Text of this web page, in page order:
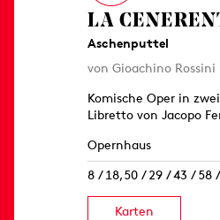
LA
Aschenputtel
von Gioachino Rossini
Komische Oper in
Libretto von Jacopo
Opernhaus
8 / 18,50 / 29 / 43 / 58
Karten